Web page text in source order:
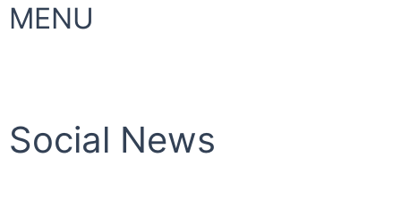
MENU
Social News